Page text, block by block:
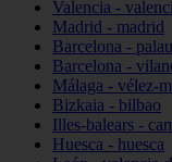
Valencia -
Madrid - madrid
Barcelona -
Barcelona -
Málaga - vélez-
Bizkaia - bilbao
Illes-balears -
Huesca - huesca